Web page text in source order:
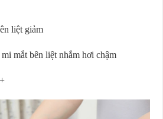
liệt giảm
mắt bên liệt nhắm hơi chậm